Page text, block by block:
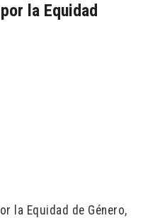
la Equidad
la Equidad de Género,